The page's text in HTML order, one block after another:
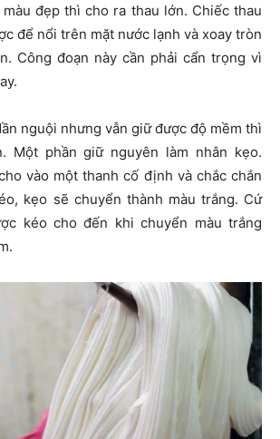
đẹp thì cho ra thau lớn. Chiếc thau
để nổi trên mặt nước lạnh và xoay tròn
Công đoạn này cần phải cẩn trọng vì
nguội nhưng vẫn giữ được độ mềm thì
Một phần giữ nguyên làm nhân kẹo.
vào một thanh cố định và chắc chắn
kẹo sẽ chuyển thành màu trắng. Cứ
kéo cho đến khi chuyển màu trắng